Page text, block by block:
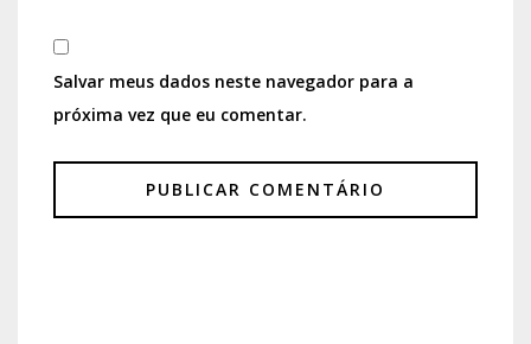
Salvar meus dados neste navegador para a
próxima vez que eu comentar.